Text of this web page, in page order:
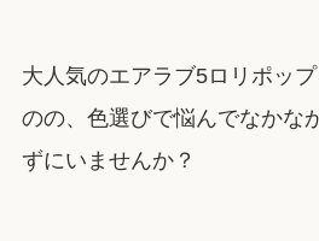
大人気のエアラブ5ロリポッ
のの、色選びで悩んでなかな
ずにいませんか？